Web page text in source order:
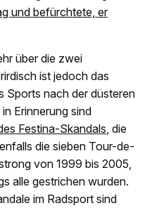
und befürchtete, er
über die zwei
ist jedoch das
Sports nach der düsteren
Erinnerung sind
Festina-Skandals, die
die sieben Tour-de-
von 1999 bis 2005,
alle gestrichen wurden.
im Radsport sind